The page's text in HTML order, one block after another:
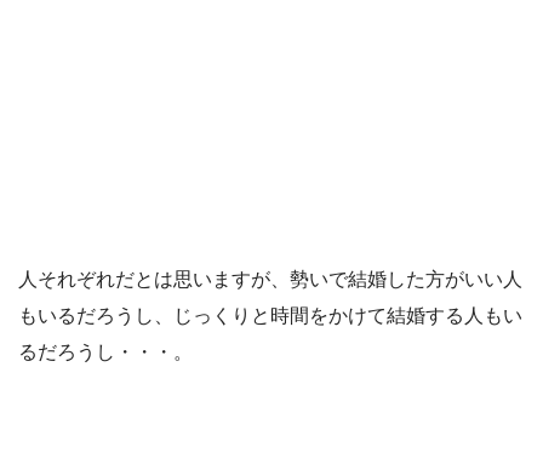
人それぞれだとは思いますが、勢いで結婚した方がいい人
もいるだろうし、じっくりと時間をかけて結婚する人もい
るだろうし・・・。